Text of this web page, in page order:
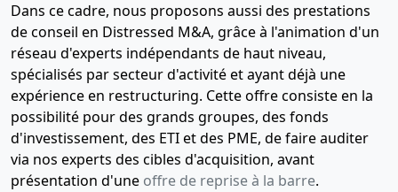
Dans ce cadre, nous proposons aussi des prestations
de conseil en Distressed M&A, grâce à l'animation d'un
réseau d'experts indépendants de haut niveau,
spécialisés par secteur d'activité et ayant déjà une
expérience en restructuring. Cette offre consiste en la
possibilité pour des grands groupes, des fonds
d'investissement, des ETI et des PME, de faire auditer
via nos experts des cibles d'acquisition, avant
présentation d'une offre de reprise à la barre.